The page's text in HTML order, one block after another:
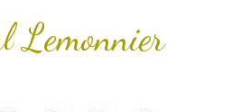
Lemonnier